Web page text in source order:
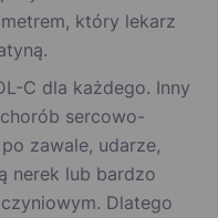
który lekarz
C dla każdego. Inny
sercowo-
zawale, udarze,
nerek lub bardzo
Dlatego